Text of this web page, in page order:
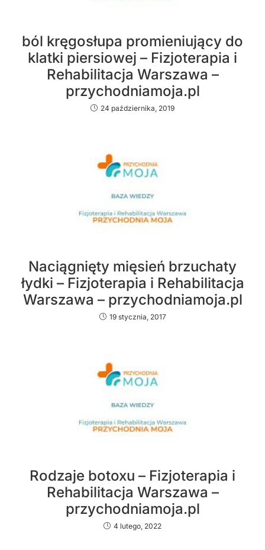
ból kręgosłupa promieniujący do
klatki piersiowej – Fizjoterapia i
Rehabilitacja Warszawa –
przychodniamoja.pl
24 października, 2019
Naciągnięty mięsień brzuchaty
łydki – Fizjoterapia i Rehabilitacja
Warszawa – przychodniamoja.pl
19 stycznia, 2017
Rodzaje botoxu – Fizjoterapia i
Rehabilitacja Warszawa –
przychodniamoja.pl
4 lutego, 2022